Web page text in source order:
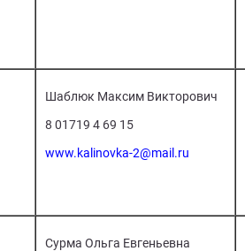
Шаблюк Максим Викторович
8 01719 4 69 15
www.kalinovka-2@mail.ru
Сурма Ольга Евгеньевна